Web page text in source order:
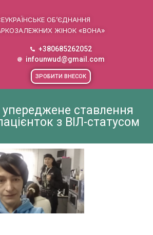
ОБ’ЄДНАННЯ
ЖІНОК «ВОНА»
+380685262052
infounwud@gmail.com
ЗРОБИТИ ВНЕСОК
ставлення
з ВІЛ-статусом